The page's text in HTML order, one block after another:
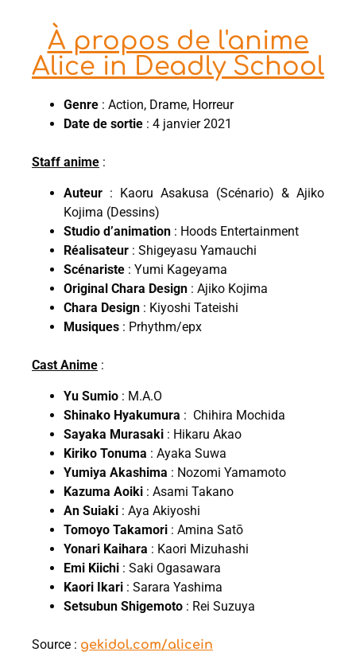
À propos de l'anime
Alice in Deadly School
Genre : Action, Drame, Horreur
Date de sortie : 4 janvier 2021
Staff anime :
Auteur : Kaoru Asakusa (Scénario) & Ajiko
Kojima (Dessins)
Studio d’animation : Hoods Entertainment
Réalisateur : Shigeyasu Yamauchi
Scénariste : Yumi Kageyama
Original Chara Design : Ajiko Kojima
Chara Design : Kiyoshi Tateishi
Musiques : Prhythm/epx
Cast Anime :
Yu Sumio : M.A.O
Shinako Hyakumura : Chihira Mochida
Sayaka Murasaki : Hikaru Akao
Kiriko Tonuma : Ayaka Suwa
Yumiya Akashima : Nozomi Yamamoto
Kazuma Aoiki : Asami Takano
An Suiaki : Aya Akiyoshi
Tomoyo Takamori : Amina Satō
Yonari Kaihara : Kaori Mizuhashi
Emi Kiichi : Saki Ogasawara
Kaori Ikari : Sarara Yashima
Setsubun Shigemoto : Rei Suzuya
Source : gekidol.com/alicein